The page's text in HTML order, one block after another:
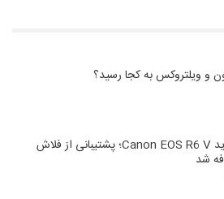
و ویلتروکس به کجا رسید؟
آپدیت جدید Canon EOS R6 V؛ پشتیبانی از فلاش
شد